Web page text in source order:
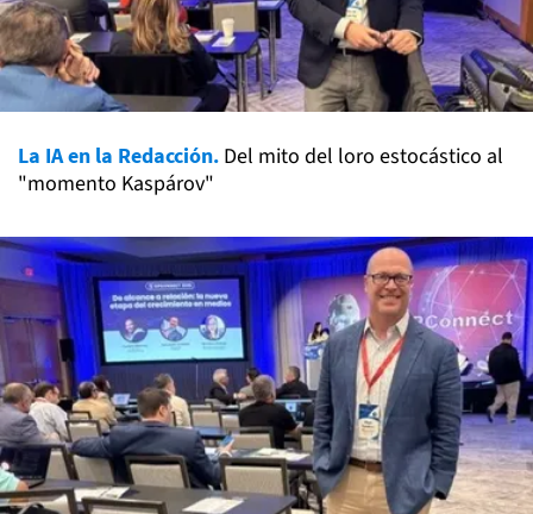
La IA en la Redacción. Del mito del loro estocástico al
"momento Kaspárov"